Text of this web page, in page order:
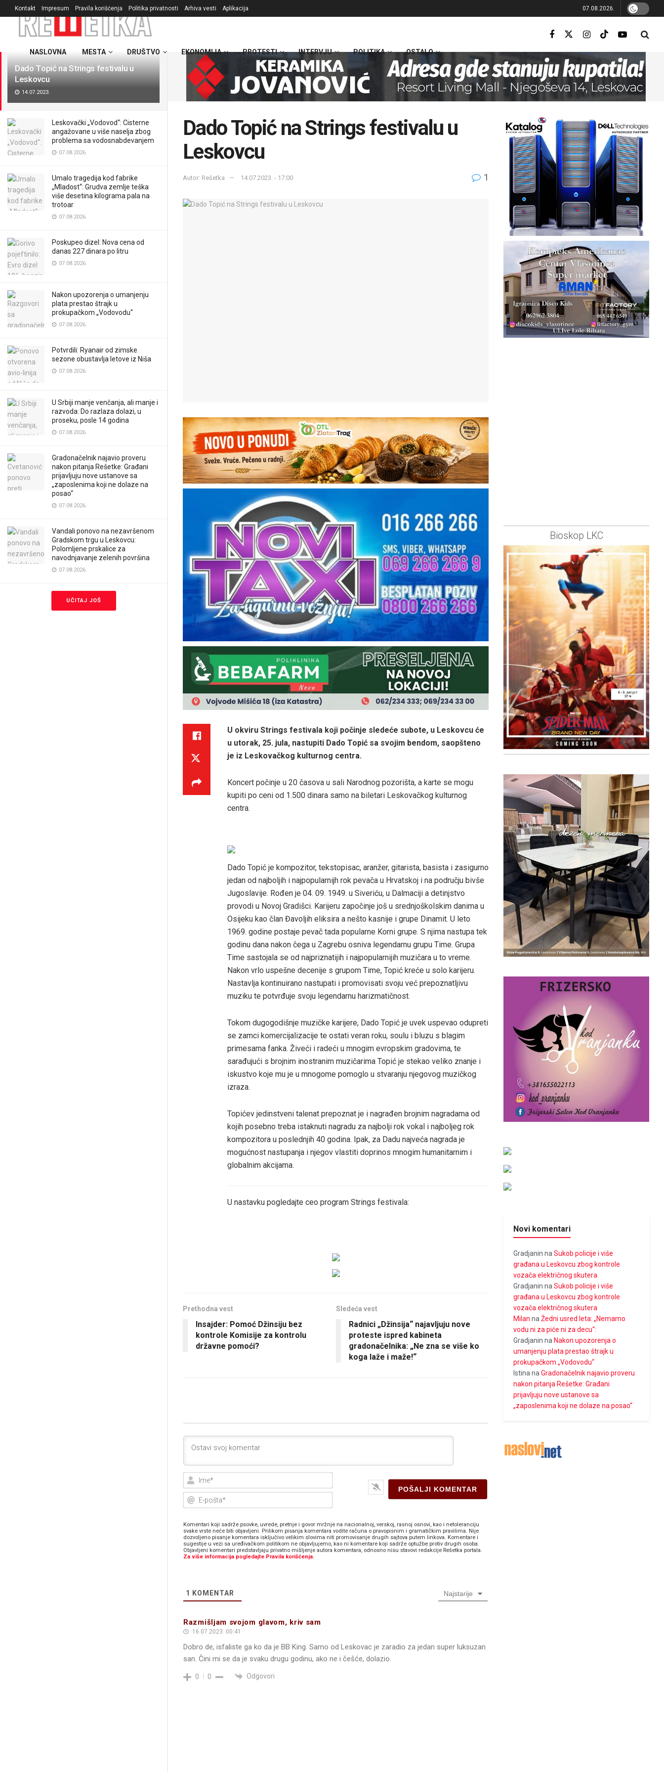
NAJNOVIJE POPULARNO
Dado Topić na Strings festivalu u
Leskovcu
14.07.2023.
Leskovački „Vodovod“: Cisterne
angažovane u više naselja zbog
problema sa vodosnabdevanjem
07.08.2026.
Umalo tragedija kod fabrike
„Mladost“: Grudva zemlje teška
više desetina kilograma pala na
trotoar
07.08.2026.
Poskupeo dizel: Nova cena od
danas 227 dinara po litru
07.08.2026.
Nakon upozorenja o umanjenju
plata prestao štrajk u
prokupačkom „Vodovodu“
07.08.2026.
Potvrdili: Ryanair od zimske
sezone obustavlja letove iz Niša
07.08.2026.
U Srbiji manje venčanja, ali manje i
razvoda: Do razlaza dolazi, u
proseku, posle 14 godina
07.08.2026.
Gradonačelnik najavio proveru
nakon pitanja Rešetke: Građani
prijavljuju nove ustanove sa
„zaposlenima koji ne dolaze na
posao“
07.08.2026.
Vandali ponovo na nezavršenom
Gradskom trgu u Leskovcu:
Polomljene prskalice za
navodnjavanje zelenih površina
07.08.2026.
UČITAJ JOŠ
Kontakt Impresum Pravila korišćenja Politika privatnosti Arhiva vesti Aplikacija 07.08.2026.
NASLOVNA MESTA DRUŠTVO EKONOMIJA PROTESTI INTERVJU POLITIKA OSTALO
Dado Topić na Strings festivalu u
Leskovcu
Autor: Rešetka 14.07.2023. - 17:00 1
U okviru Strings festivala koji počinje sledeće subote, u Leskovcu će
u utorak, 25. jula, nastupiti Dado Topić sa svojim bendom, saopšteno
je iz Leskovačkog kulturnog centra.
Koncert počinje u 20 časova u sali Narodnog pozorišta, a karte se mogu
kupiti po ceni od 1.500 dinara samo na biletari Leskovačkog kulturnog
centra.
Dado Topić je kompozitor, tekstopisac, aranžer, gitarista, basista i zasigurno
jedan od najboljih i najpopularnijh rok pevača u Hrvatskoj i na području bivše
Jugoslavije. Rođen je 04. 09. 1949. u Siveriću, u Dalmaciji a detinjstvo
provodi u Novoj Gradišci. Karijeru započinje još u srednjoškolskim danima u
Osijeku kao član Đavoljih eliksira a nešto kasnije i grupe Dinamit. U leto
1969. godine postaje pevač tada popularne Korni grupe. S njima nastupa tek
godinu dana nakon čega u Zagrebu osniva legendarnu grupu Time. Grupa
Time sastojala se od najpriznatijih i najpopularnijih muzičara u to vreme.
Nakon vrlo uspešne decenije s grupom Time, Topić kreće u solo karijeru.
Nastavlja kontinuirano nastupati i promovisati svoju već prepoznatljivu
muziku te potvrđuje svoju legendarnu harizmatičnost.
Tokom dugogodišnje muzičke karijere, Dado Topić je uvek uspevao odupreti
se zamci komercijalizacije te ostati veran roku, soulu i bluzu s blagim
primesama fanka. Živeći i radeći u mnogim evropskim gradovima, te
sarađujući s brojnim inostranim muzičarima Topić je stekao veliko znanje i
iskustvo koje mu je u mnogome pomoglo u stvaranju njegovog muzičkog
izraza.
Topićev jedinstveni talenat prepoznat je i nagrađen brojnim nagradama od
kojih posebno treba istaknuti nagradu za najbolji rok vokal i najboljeg rok
kompozitora u poslednjih 40 godina. Ipak, za Dadu najveća nagrada je
mogućnost nastupanja i njegov vlastiti doprinos mnogim humanitarnim i
globalnim akcijama.
U nastavku pogledajte ceo program Strings festivala:
Prethodna vest
Insajder: Pomoć Džinsiju bez
kontrole Komisije za kontrolu
državne pomoći?
Sledeća vest
Radnici „Džinsija“ najavljuju nove
proteste ispred kabineta
gradonačelnika: „Ne zna se više ko
koga laže i maže!“
Ime*
E-
Komentari koji sadrže psovke, uvrede, pretnje i govor mržnje na nacionalnoj, verskoj, rasnoj osnovi, kao i netoleranciju
svake vrste neće biti objavljeni. Prilikom pisanja komentara vodite računa o pravopisnim i gramatičkim pravilima. Nije
dozvoljeno pisanje komentara isključivo velikim slovima niti promovisanje drugih sajtova putem linkova. Komentare i
sugestije u vezi sa uređivačkom politikom ne objavljujemo, kao ni komentare koji sadrže optužbe protiv drugih osoba.
Objavljeni komentari predstavljaju privatno mišljenje autora komentara, odnosno nisu stavovi redakcije Rešetka portala.
Za više informacija pogledajte Pravila korišćenja.
1 KOMENTAR Najstarije
Razmišljam svojom glavom, kriv sam
16.07.2023. 00:41
Dobro de, isfaliste ga ko da je BB King. Samo od Leskovac je zaradio za jedan super luksuzan
san. Čini mi se da je svaku drugu godinu, ako ne i češće, dolazio.
0 0 Odgovori
Bioskop LKC
Novi komentari
Gradjanin naSukob policije i više
građana u Leskovcu zbog kontrole
vozača električnog skutera
Gradjanin naSukob policije i više
građana u Leskovcu zbog kontrole
vozača električnog skutera
Milan naŽedni usred leta: „Nemamo
vodu ni za piće ni za decu“:
Gradjanin na Nakon upozorenja o
umanjenju plata prestao štrajk u
prokupačkom „Vodovodu“
IstinanaGradonačelnik najavio proveru
nakon pitanja Rešetke: Građani
prijavljuju nove ustanove sa
„zaposlenima koji ne dolaze na posao“